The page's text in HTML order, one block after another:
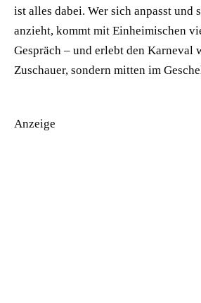
ist alles dabei. Wer sich anpasst und
anzieht, kommt mit Einheimischen
Gespräch – und erlebt den Karneval
Zuschauer, sondern mitten im
Anzeige